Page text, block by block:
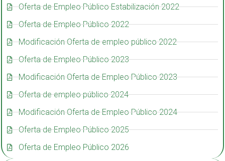
Oferta de Empleo Público Estabilización 2022
Oferta de Empleo Público 2022
Modificación Oferta de empleo público 2022
Oferta de Empleo Público 2023
Modificación Oferta de Empleo Público 2023
Oferta de empleo público 2024
Modificación Oferta de Empleo Público 2024
Oferta de Empleo Público 2025
Oferta de Empleo Público 2026